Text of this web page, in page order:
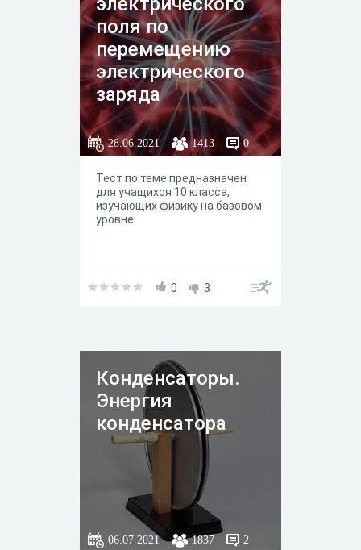
поля по
перемещению
электрического
заряда
28.06.2021 1413 0
Тест по теме предназначен
для учащихся 10 класса,
изучающих физику на базовом
уровне.
0 3
Конденсаторы.
Энергия
конденсатора
06.07.2021 1837 2